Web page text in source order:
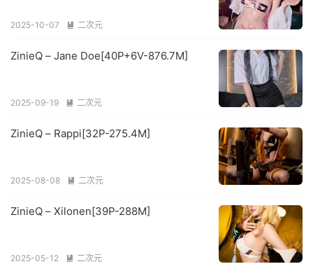
2025-10-07  二次元
ZinieQ – Jane Doe[40P+6V-876.7M]
2025-09-19  二次元
ZinieQ – Rappi[32P-275.4M]
2025-08-08  二次元
ZinieQ – Xilonen[39P-288M]
2025-05-12  二次元